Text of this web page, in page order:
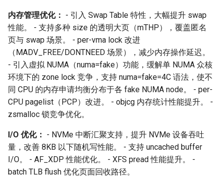
etcd 3.5.28
netavark 1.16.0
aardvark-dns 1.16.0
bubblewrap 0.11.0
9. 图形与多媒体
firefox 140.10.0
内存管理优化： - 引入 Swap Table 特性，大幅提升 swap
性能。 - 支持多种 size 的透明大页（mTHP），覆盖匿名
页与 swap 场景。 - per-vma lock 改进
（MADV_FREE/DONTNEED 场景），减少内存操作延迟。
- 引入虚拟 NUMA（numa=fake）功能，缓解单 NUMA 众核
环境下的 zone lock 竞争，支持 numa=fake=4C 语法，使不
同 CPU 的内存申请均衡分布于各 fake NUMA node。 - per-
CPU pagelist（PCP）改进。 - objcg 内存统计性能提升。 -
zsmalloc 锁竞争优化。
I/O 优化： - NVMe 中断汇聚支持，提升 NVMe 设备吞吐
量，改善 8KB 以下随机写性能。 - 支持 uncached buffer
I/O。 - AF_XDP 性能优化。 - XFS pread 性能提升。 -
batch TLB flush 优化页面回收路径。